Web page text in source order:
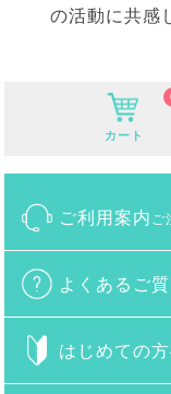
の活動に共感
カート
ご利用案内 ご
よくあるご質
はじめての